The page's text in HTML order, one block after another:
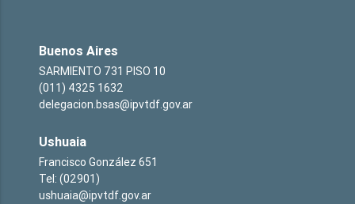
Buenos Aires
SARMIENTO 731 PISO 10
(011) 4325 1632
delegacion.bsas@ipvtdf.gov.ar
Ushuaia
Francisco González 651
Tel: (02901)
ushuaia@ipvtdf.gov.ar